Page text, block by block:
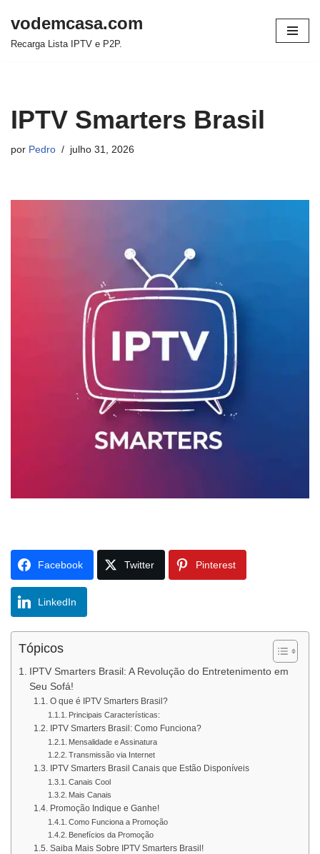
Pular
vodemcasa.com
Recarga Lista IPTV e P2P.
IPTV Smarters Brasil
por Pedro julho 31, 2026
Facebook Twitter Pinterest
LinkedIn
Tópicos
IPTV Smarters Brasil: A Revolução do Entretenimento em
Seu Sofá!
O que é IPTV Smarters Brasil?
Principais Características:
IPTV Smarters Brasil: Como Funciona?
Mensalidade e Assinatura
Transmissão via Internet
IPTV Smarters Brasil Canais que Estão Disponíveis
Canais Cool
Mais Canais
Promoção Indique e Ganhe!
Como Funciona a Promoção
Benefícios da Promoção
Saiba Mais Sobre IPTV Smarters Brasil!